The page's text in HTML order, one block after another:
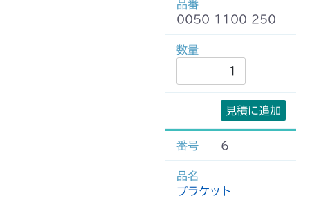
0050 1100 250
見積に追加
6
ブラケット